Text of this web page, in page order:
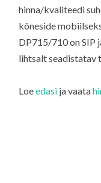
hinna/kvaliteedi
kõneside
DP715/710 on SIP
lihtsalt seadistatav
Loeedasi ja vaata